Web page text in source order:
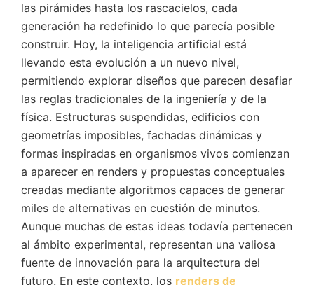
las pirámides hasta los rascacielos, cada
generación ha redefinido lo que parecía posible
construir. Hoy, la inteligencia artificial está
llevando esta evolución a un nuevo nivel,
permitiendo explorar diseños que parecen desafiar
las reglas tradicionales de la ingeniería y de la
física. Estructuras suspendidas, edificios con
geometrías imposibles, fachadas dinámicas y
formas inspiradas en organismos vivos comienzan
a aparecer en renders y propuestas conceptuales
creadas mediante algoritmos capaces de generar
miles de alternativas en cuestión de minutos.
Aunque muchas de estas ideas todavía pertenecen
al ámbito experimental, representan una valiosa
fuente de innovación para la arquitectura del
futuro. En este contexto, los renders de